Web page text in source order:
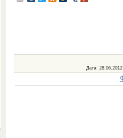
Дата: